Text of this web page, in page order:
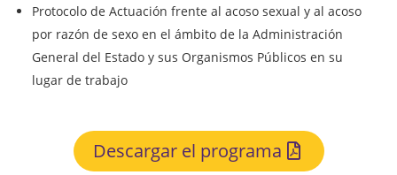
Protocolo de Actuación frente al acoso sexual y al acoso
por razón de sexo en el ámbito de la Administración
General del Estado y sus Organismos Públicos en su
lugar de trabajo
Descargar el programa